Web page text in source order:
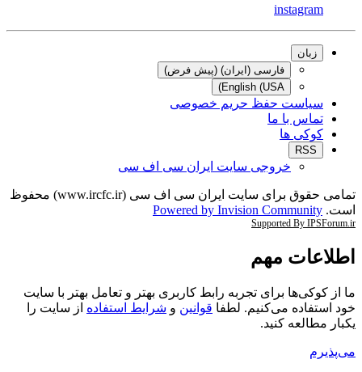
instagram
زبان
فارسی (ایران) (پیش فرض)
English (USA)
سیاست حفظ حریم خصوصی
تماس با ما
کوکی ها
RSS
خروجی سایت ایران سی اف سی
تمامی حقوق برای سایت ایران سی اف سی (www.ircfc.ir) محفوظ
است. Powered by Invision Community
Supported By IPSForum.ir
اطلاعات مهم
ما از کوکی‌ها برای تجربه رابط کاربری بهتر و تعامل بهتر با سایت
خود استفاده می‌کنیم. لطفا قوانین و شرایط استفاده از سایت را
یکبار مطالعه کنید.
می‌پذیرم